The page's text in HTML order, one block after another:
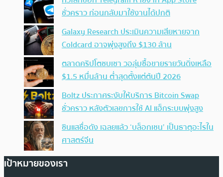
ชั่วคราว ก่อนกลับมาใช้งานได้ปกติ
Galaxy Research ประเมินความเสียหายจาก
Coldcard อาจพุ่งสูงถึง $130 ล้าน
ตลาดคริปโตซบเซา วอลุ่มซื้อขายรายวันดิ่งเหลือ
$1.5 หมื่นล้าน ต่ำสุดตั้งแต่ต้นปี 2026
Boltz ประกาศระงับให้บริการ Bitcoin Swap
ชั่วคราว หลังตัวเลขการใช้ AI แฮ็กระบบพุ่งสูง
ซินแสชื่อดัง เฉลยแล้ว ‘บล็อกเชน’ เป็นธาตุอะไรใน
ศาสตร์จีน
เป้าหมายของเรา